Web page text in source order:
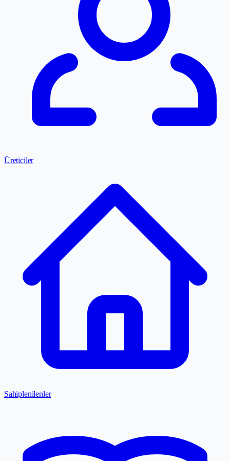
Üreticiler
Sahiplenilenler